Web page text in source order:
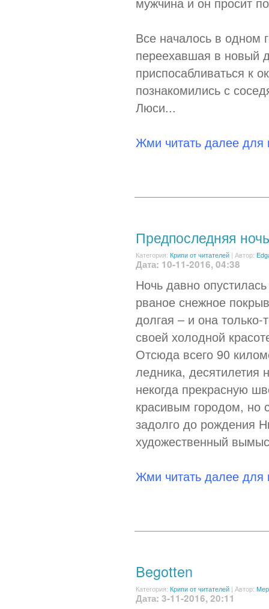
Все началось в одном
переехавшая в новый
приспосабливаться к
познакомились с
Люси...
Жми читать далее для
Предпоследняя ночь
Категория: Крипи от читателей | Автор:
Дата: 10-11-2016, 04:38
Ночь давно
рваное снежное
долгая – и она только-
своей холодной
Отсюда всего 90
ледника, десятилетия
некогда прекрасную
красивым городом, но
задолго до рождения
художественный
Жми читать далее для
Begotten
Категория: Крипи от читателей | Автор:
Дата: 3-11-2016, 20:11